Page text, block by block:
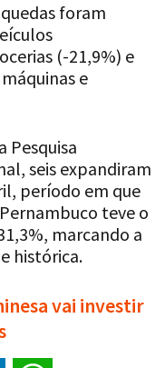
foram
(-21,9%) e
e
Pesquisa
seis expandiram
período em que
teve o
marcando a
histórica.
vai investir